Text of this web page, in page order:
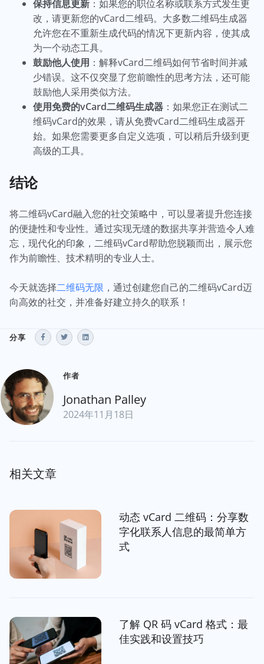
保持信息更新 ：如果您的职位名称或联系方式发生更
改，请更新您的vCard二维码。大多数二维码生成器
允许您在不重新生成代码的情况下更新内容，使其成
为一个动态工具。
鼓励他人使用 ：解释vCard二维码如何节省时间并减
少错误。这不仅突显了您前瞻性的思考方法，还可能
鼓励他人采用类似方法。
使用免费的vCard二维码生成器 ：如果您正在测试二
维码vCard的效果，请从免费vCard二维码生成器开
始。如果您需要更多自定义选项，可以稍后升级到更
高级的工具。
结论
将二维码vCard融入您的社交策略中，可以显著提升您连接
的便捷性和专业性。通过实现无缝的数据共享并营造令人难
忘，现代化的印象，二维码vCard帮助您脱颖而出，展示您
作为前瞻性、技术精明的专业人士。
今天就选择二维码无限 ，通过创建您自己的二维码vCard迈
向高效的社交，并准备好建立持久的联系！
分享
作者
Jonathan Palley
2024年11月18日
相关文章
动态 vCard 二维码：分享数
字化联系人信息的最简单方
式
了解 QR 码 vCard 格式：最
佳实践和设置技巧